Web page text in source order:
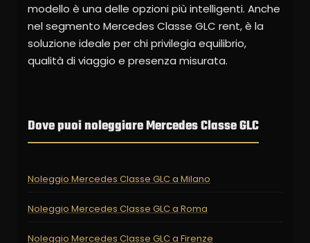
modello è una delle opzioni più intelligenti. Anche
nel segmento Mercedes Classe GLC rent, è la
soluzione ideale per chi privilegia equilibrio,
qualità di viaggio e presenza misurata.
Dove puoi noleggiare Mercedes Classe GLC
Noleggio Mercedes Classe GLC a Milano
Noleggio Mercedes Classe GLC a Roma
Noleggio Mercedes Classe GLC a Firenze